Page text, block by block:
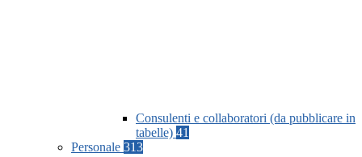
Consulenti e collaboratori (da pubblicare in
tabelle) 41
Personale 313